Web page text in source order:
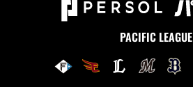
PACIFIC LEAGUE